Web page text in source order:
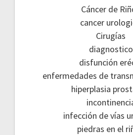
Cáncer de
cancer
Cirugías
diagnostico
disfunción
enfermedades de
hiperplasia
infección de vías
piedras en el